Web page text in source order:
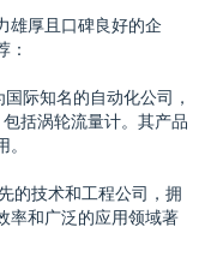
雄厚且口碑良好的企
：
际知名的自动化公司，
括涡轮流量计。其产品
的技术和工程公司，拥
率和广泛的应用领域著